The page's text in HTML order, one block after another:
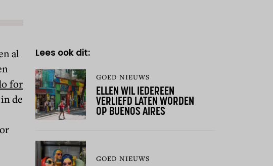
al
for
de
Lees ook dit:
GOED NIEUWS
ELLEN WIL IEDEREEN
VERLIEFD LATEN WORDEN
OP BUENOS AIRES
GOED NIEUWS